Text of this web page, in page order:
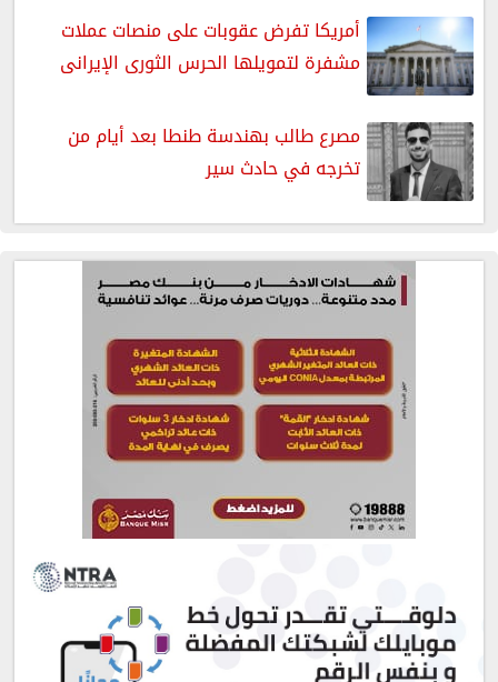
أمريكا تفرض عقوبات على منصات عملات
مشفرة لتمويلها الحرس الثورى الإيرانى
مصرع طالب بهندسة طنطا بعد أيام من
تخرجه في حادث سير